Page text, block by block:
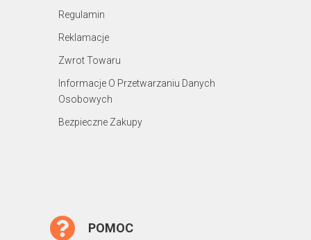
Regulamin
Reklamacje
Zwrot Towaru
Informacje O Przetwarzaniu Danych
Osobowych
Bezpieczne Zakupy
POMOC